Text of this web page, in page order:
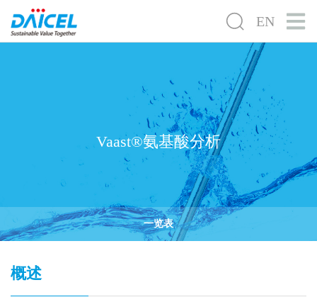
EN
Vaast®氨基酸分析
一览表
概述